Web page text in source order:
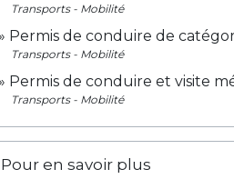
Transports - Mobilité
Permis de conduire de
Transports - Mobilité
Permis de conduire et visite
Transports - Mobilité
Pour en savoir plus